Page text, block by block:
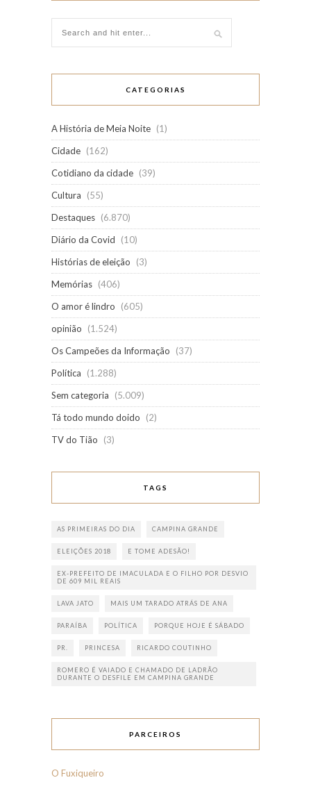
CATEGORIAS
A História de Meia Noite (1)
Cidade (162)
Cotidiano da cidade (39)
Cultura
(55)
Destaques (6.870)
Diário da Covid
(10)
Histórias de eleição
(3)
Memórias (406)
O amor é lindro
(605)
opinião
(1.524)
Os Campeões da Informação
(37)
Política
(1.288)
Sem categoria
(5.009)
Tá todo mundo doido
(2)
TV do Tião
(3)
TAGS
AS PRIMEIRAS DO DIA CAMPINA GRANDE
ELEIÇÕES 2018 E TOME ADESÃO!
EX-PREFEITO DE IMACULADA E O FILHO POR DESVIO
DE 609 MIL REAIS
LAVA JATO MAIS UM TARADO ATRÁS DE ANA
PARAÍBA POLÍTICA PORQUE HOJE É SÁBADO
PR. PRINCESA RICARDO COUTINHO
ROMERO É VAIADO E CHAMADO DE LADRÃO
DURANTE O DESFILE EM CAMPINA GRANDE
PARCEIROS
O Fuxiqueiro